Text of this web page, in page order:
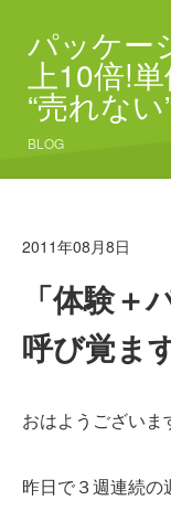
パッケー
上10倍!
“売れない
BLOG
2011年08月8日
「体験＋
呼び覚ま
おはようございま
昨日で３週連続の